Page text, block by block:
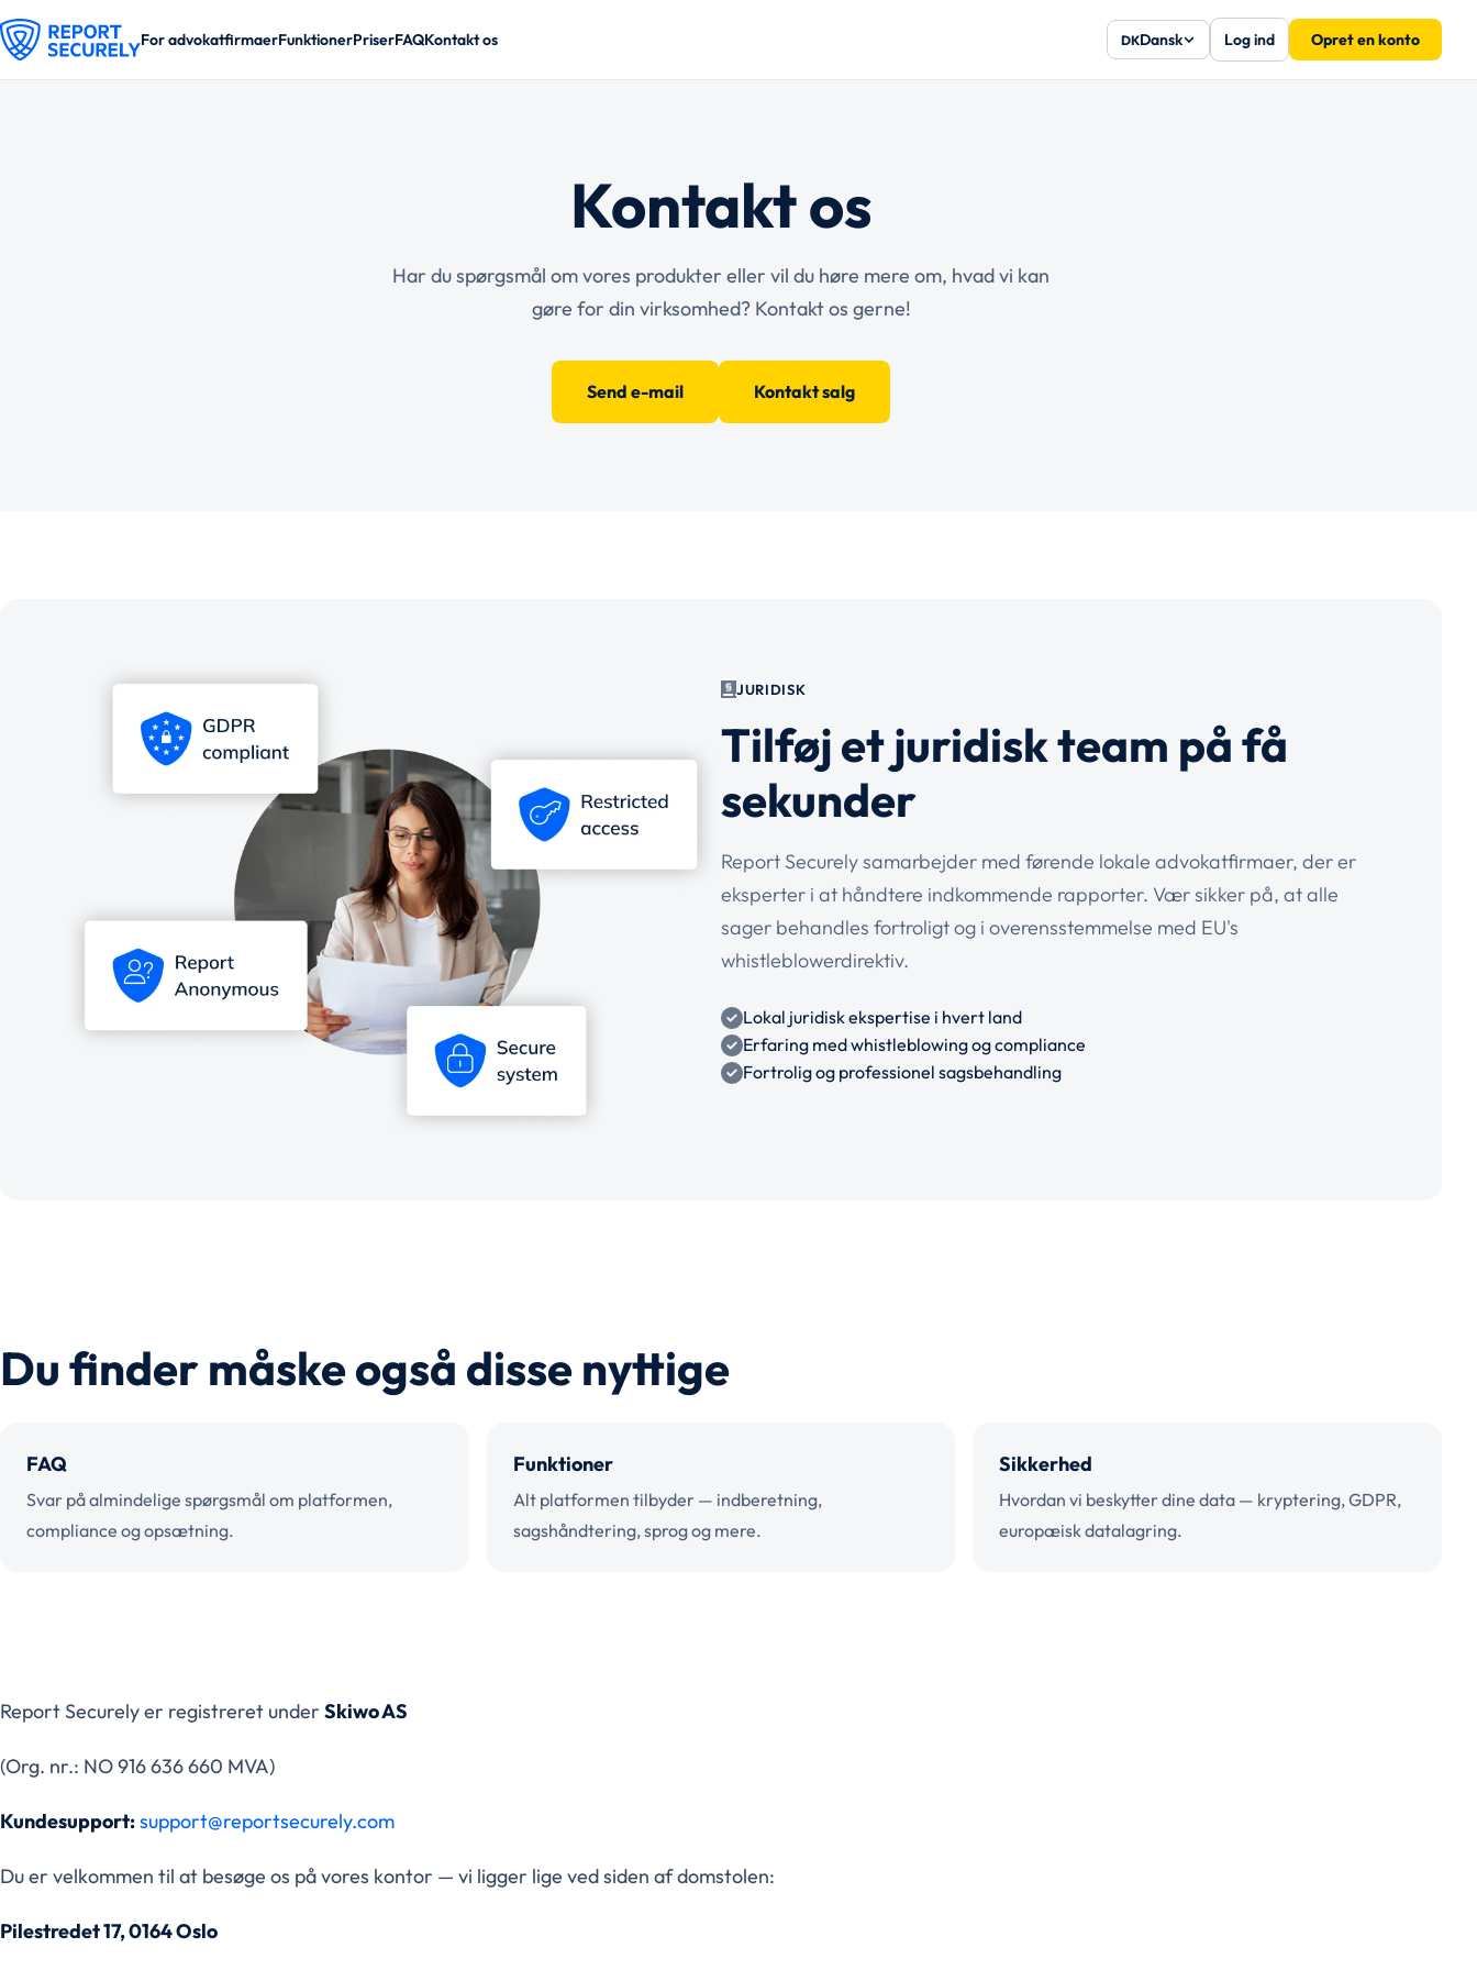
For advokatfirmaerFunktionerPriserFAQKontakt os DKDansk Log ind Opret en konto
Kontakt os
Har du spørgsmål om vores produkter eller vil du høre mere om, hvad vi kan
gøre for din virksomhed? Kontakt os gerne!
Send e-mail Kontakt salg
JURIDISK
Tilføj et juridisk team på få
sekunder
Report Securely samarbejder med førende lokale advokatfirmaer, der er
eksperter i at håndtere indkommende rapporter. Vær sikker på, at alle
sager behandles fortroligt og i overensstemmelse med EU's
whistleblowerdirektiv.
Lokal juridisk ekspertise i hvert land
Erfaring med whistleblowing og compliance
Fortrolig og professionel sagsbehandling
Du finder måske også disse nyttige
FAQ
Svar på almindelige spørgsmål om platformen,
compliance og opsætning.
Funktioner
Alt platformen tilbyder — indberetning,
sagshåndtering, sprog og mere.
Sikkerhed
Hvordan vi beskytter dine data — kryptering, GDPR,
europæisk datalagring.
Report Securely er registreret under Skiwo AS
(Org. nr.: NO 916 636 660 MVA)
Kundesupport:support@reportsecurely.com
Du er velkommen til at besøge os på vores kontor — vi ligger lige ved siden af domstolen:
Pilestredet 17, 0164 Oslo